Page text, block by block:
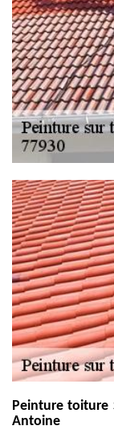
Peinture toiture
Antoine